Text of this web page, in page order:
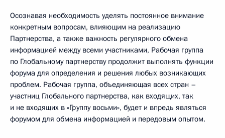
Осознавая необходимость уделять постоянное внимание
конкретным вопросам, влияющим на реализацию
Партнерства, а также важность регулярного обмена
информацией между всеми участниками, Рабочая группа
по Глобальному партнерству продолжит выполнять функции
форума для определения и решения любых возникающих
проблем. Рабочая группа, объединяющая всех стран –
участниц Глобального партнерства, как входящих, так
и не входящих в «Группу восьми», будет и впредь являться
форумом для обмена информацией и передовым опытом.